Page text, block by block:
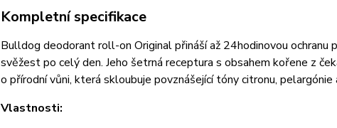
Kompletní specifikace
Bulldog deodorant roll-on Original přináší až 24hodinovou ochranu
svěžest po celý den. Jeho šetrná receptura s obsahem kořene z
o přírodní vůni, která skloubuje povznášející tóny citronu,
Vlastnosti: